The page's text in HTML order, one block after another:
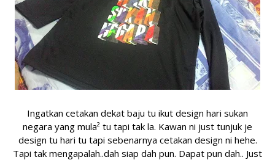
Ingatkan cetakan dekat baju tu ikut design hari sukan
negara yang mula² tu tapi tak la. Kawan ni just tunjuk je
design tu hari tu tapi sebenarnya cetakan design ni hehe.
Tapi tak mengapalah..dah siap dah pun. Dapat pun dah.. Just